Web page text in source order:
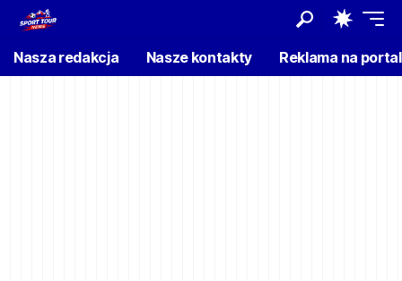
Nasza redakcja Nasze kontakty Reklama na